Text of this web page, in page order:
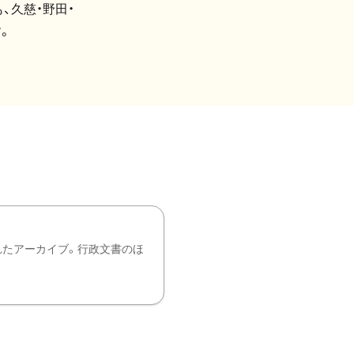
慈・野田・
アーカイブ。行政文書のほ